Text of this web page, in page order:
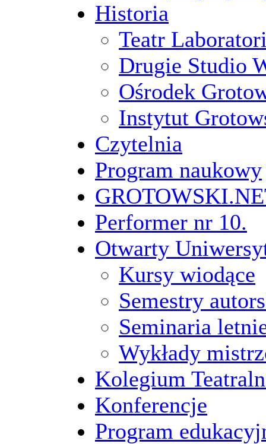
Historia
Teatr
Drugie Studio
Ośrodek
Instytut
Czytelnia
Program naukowy
Performer nr 10.
Otwarty
Kursy wiodące
Semestry
Seminaria
Wykłady
Kolegium
Konferencje
Program